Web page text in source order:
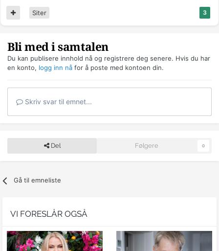
3
Siter
Bli med i samtalen
Du kan publisere innhold nå og registrere deg senere. Hvis du har
en konto, logg inn nå for å poste med kontoen din.
Skriv svar til emnet...
Del Følgere 0
Gå til emneliste
VI FORESLÅR OGSÅ